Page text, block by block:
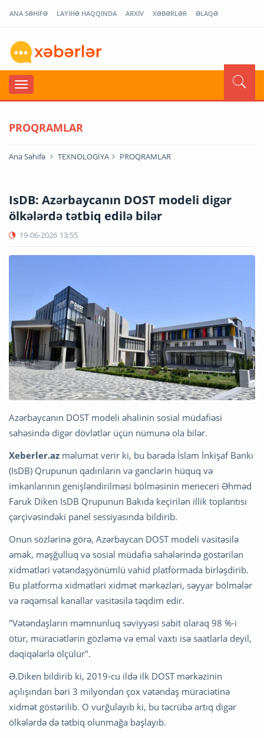
ANA SƏHİFƏ LAYİHƏ HAQQINDA ARXİV XƏBƏRLƏR ƏLAQƏ
PROQRAMLAR
Ana Səhifə TEXNOLOGİYA PROQRAMLAR
IsDB: Azərbaycanın DOST modeli digər
ölkələrdə tətbiq edilə bilər
19-06-2026 13:55
Azərbaycanın DOST modeli əhalinin sosial müdafiəsi
sahəsində digər dövlətlər üçün nümunə ola bilər.
Xeberler.az məlumat verir ki, bu barədə İslam İnkişaf Bankı
(IsDB) Qrupunun qadınların və gənclərin hüquq və
imkanlarının genişləndirilməsi bölməsinin meneceri Əhməd
Faruk Diken IsDB Qrupunun Bakıda keçirilən illik toplantısı
çərçivəsindəki panel sessiyasında bildirib.
Onun sözlərinə görə, Azərbaycan DOST modeli vasitəsilə
əmək, məşğulluq və sosial müdafiə sahələrində göstərilən
xidmətləri vətəndaşyönümlü vahid platformada birləşdirib.
Bu platforma xidmətləri xidmət mərkəzləri, səyyar bölmələr
və rəqəmsal kanallar vasitəsilə təqdim edir.
"Vətəndaşların məmnunluq səviyyəsi sabit olaraq 98 %-i
ötür, müraciətlərin gözləmə və emal vaxtı isə saatlarla deyil,
dəqiqələrlə ölçülür".
Ə.Diken bildirib ki, 2019-cu ildə ilk DOST mərkəzinin
açılışından bəri 3 milyondan çox vətəndaş müraciətinə
xidmət göstərilib. O vurğulayıb ki, bu təcrübə artıq digər
ölkələrdə də tətbiq olunmağa başlayıb.